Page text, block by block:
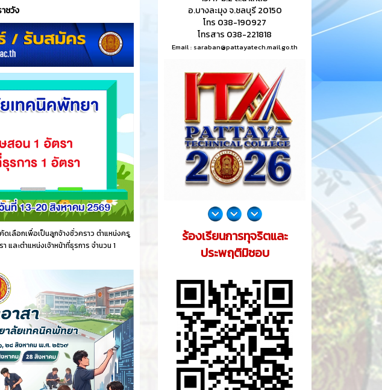
ชวัง
ดเลือกเพื่อเป็นลูกจ้างชั่วคราว ตำแหน่งครู
ละตำแหน่งเจ้าหน้าที่ธุรการ จำนวน 1
อ.บางละมุง จ.ชลบุรี 20150
โทร 038-190927
โทรสาร 038-221818
Email : saraban@pattayatech.mail.go.th
ร้องเรียนการทุจริตและ
ประพฤติมิชอบ